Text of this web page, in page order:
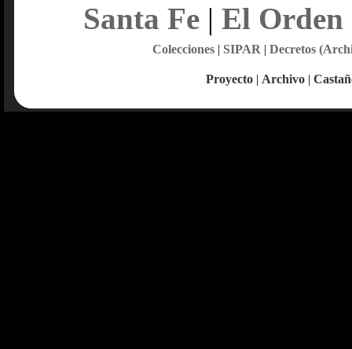
Santa Fe| El Orden
Colecciones| SIPAR | Decretos
Proyecto | Archivo |